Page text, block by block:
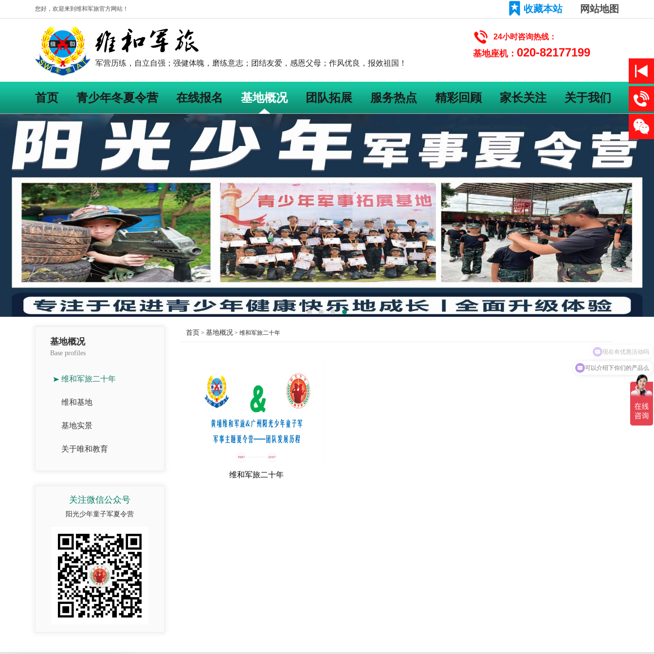
您好，欢迎来到维和军旅官方网站！ 网站地图
收藏本站
军营历练，自立自强；强健体魄，磨练意志；团结友爱，感恩父母；作风优良，报效祖国！
24小时咨询热线：
基地座机： 020-82177199
首页 青少年冬夏令营 在线报名 基地概况 团队拓展 服务热点 精彩回顾 家长关注 关于我们 我要
020-
微信二
基地概况
Base profiles
维和军旅二十年
维和基地
基地实景
关于唯和教育
关注微信公众号
阳光少年童子军夏令营
首页 > 基地概况 > 维和军旅二十年
维和军旅二十年
可以介绍下你们的产品么